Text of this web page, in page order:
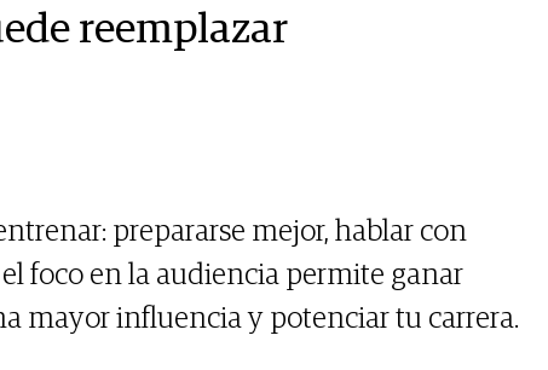
reemplazar
prepararse mejor, hablar con
foco en la audiencia permite ganar
mayor influencia y potenciar tu carrera.